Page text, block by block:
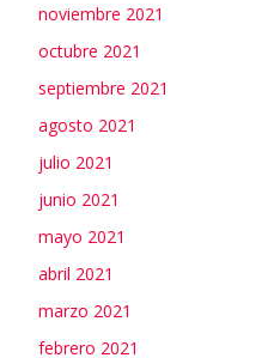
noviembre 2021
octubre 2021
septiembre 2021
agosto 2021
julio 2021
junio 2021
mayo 2021
abril 2021
marzo 2021
febrero 2021